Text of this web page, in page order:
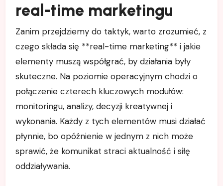
real-time marketingu
Zanim przejdziemy do taktyk, warto zrozumieć, z
czego składa się **real-time marketing** i jakie
elementy muszą współgrać, by działania były
skuteczne. Na poziomie operacyjnym chodzi o
połączenie czterech kluczowych modułów:
monitoringu, analizy, decyzji kreatywnej i
wykonania. Każdy z tych elementów musi działać
płynnie, bo opóźnienie w jednym z nich może
sprawić, że komunikat straci aktualność i siłę
oddziaływania.